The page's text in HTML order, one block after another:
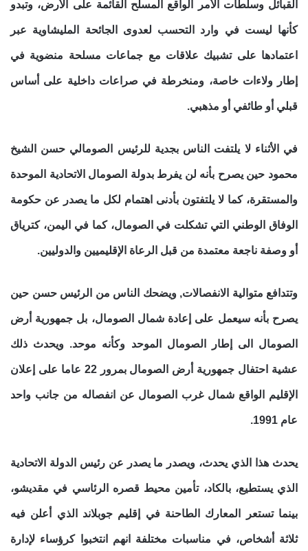
القبائل وسلطات الأمر الواقع المسلح القائمة على الأرض، وتبدو
كأنها ليست في وارد التحسب لعدوى الجائحة المليشاوية عبر
اعتمادها على تشبيك علاقات مع جماعات مسلحة منضوية في
إطار ولاءات خاصة، ومنخرطة في صراعات داخلية على أساس
قبلي أو طائفي أو مذهبي.
في الأثناء لا يلتفت الناس بجدية للرئيس الصومالي حسن الشيخ
محمود حين يصرح بأنه لن يفرط بدولة الصومال الاتحادية الموحدة
والمستقرة، كما لا يلتفتون بأدنى اهتمام لكل ما يصدر عن حكومة
الوفاق الوطني التي تشكلت في الصومال، كما في اليمن، كترياق
أو وصفة ناجعة معتمدة من قبل الرعاة الإقليميين والدوليين.
وتتدافع متوالية الانفصالات, ويضحك الناس من الرئيس حسن حين
يصرح بأنه سيعمل على إعادة شمال الصومال، بل جمهورية أرض
الصومال الى إطار الصومال الموحد وكأنه موحد. ويحدث ذلك
عشية احتفال جمهورية أرض الصومال بمرور 22 عاما على إعلان
الإقليم الواقع شمال غرب الصومال عن انفصاله من جانب واحد
عام 1991.
يحدث هذا الذي يحدث، ويصدر ما يصدر عن رئيس الدولة الاتحادية
الذي يستطيع، بالكاد، تأمين محيط قصره الرئاسي في مقديشو،
بينما تستعر المعارك الطاحنة في إقليم جوبلاند الذي أعلن فيه
ثلاثة أشخاص، في مناسبات مختلفة انهم انتخبوا كرؤساء لإدارة